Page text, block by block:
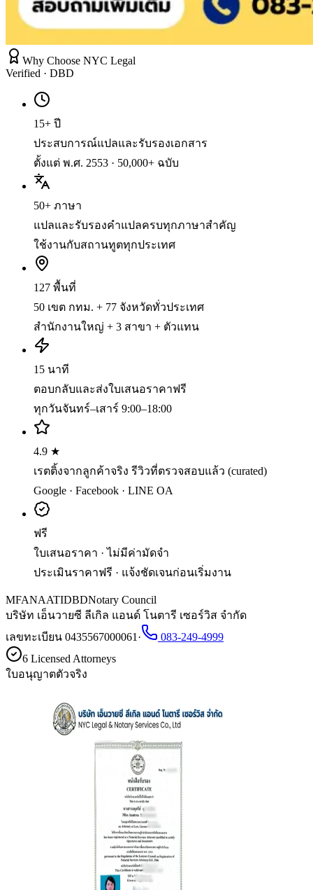
Why Choose NYC Legal
Verified · DBD
15+ ปี
ประสบการณ์แปลและรับรองเอกสาร
ตั้งแต่ พ.ศ. 2553 · 50,000+ ฉบับ
50+ ภาษา
แปลและรับรองคำแปลครบทุกภาษาสำคัญ
ใช้งานกับสถานทูตทุกประเทศ
127 พื้นที่
50 เขต กทม. + 77 จังหวัดทั่วประเทศ
สำนักงานใหญ่ + 3 สาขา + ตัวแทน
15 นาที
ตอบกลับและส่งใบเสนอราคาฟรี
ทุกวันจันทร์–เสาร์ 9:00–18:00
4.9 ★
เรตติ้งจากลูกค้าจริง รีวิวที่ตรวจสอบแล้ว (curated)
Google · Facebook · LINE OA
ฟรี
ใบเสนอราคา · ไม่มีค่ามัดจำ
ประเมินราคาฟรี · แจ้งชัดเจนก่อนเริ่มงาน
MFANAATIDBDNotary Council
บริษัท เอ็นวายซี ลีเกิล แอนด์ โนตารี เซอร์วิส จำกัด
เลขทะเบียน 0435567000061 ·
083-249-4999
6 Licensed Attorneys
ใบอนุญาตตัวจริง